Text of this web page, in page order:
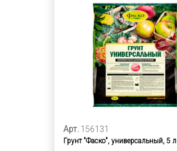
Арт. 156131
Грунт "Фаско", универсальный, 5 л